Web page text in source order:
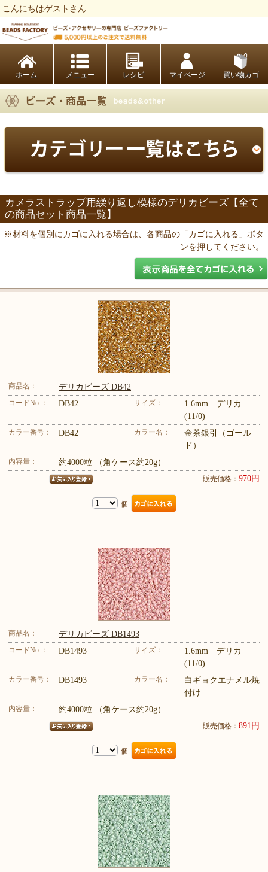
こんにちはゲストさん
ホーム レシピ マイページ 買い物カゴ
カメラストラップ用繰り返し模様のデリカビーズ【全て
の商品セット商品一覧】
※材料を個別にカゴに入れる場合は、各商品の「カゴに入れる」ボタ
ンを押してください。
商品名： デリカビーズ DB42
コードNo.： DB42 サイズ：
1.6mm デリカ
(11/0)
カラー番号： DB42 カラー名：
金茶銀引（ゴール
ド）
内容量： 約4000粒 （角ケース約20g）
販売価格： 970円
個
商品名： デリカビーズ DB1493
コードNo.： DB1493 サイズ：
1.6mm デリカ
(11/0)
カラー番号： DB1493 カラー名：
白ギョクエナメル焼
付け
内容量： 約4000粒 （角ケース約20g）
販売価格： 891円
個